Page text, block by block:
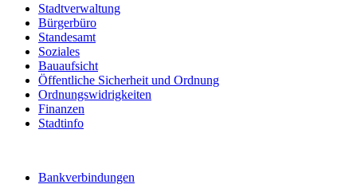
Stadtverwaltung
Bürgerbüro
Standesamt
Soziales
Bauaufsicht
Öffentliche Sicherheit und Ordnung
Ordnungswidrigkeiten
Finanzen
Stadtinfo
Bankverbindungen